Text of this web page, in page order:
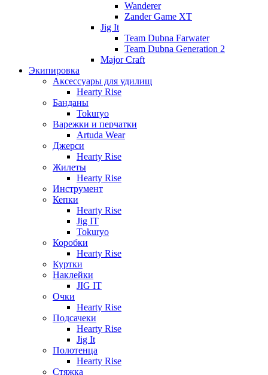
Wanderer
Zander Game XT
Jig It
Team Dubna Farwater
Team Dubna Generation 2
Major Craft
Экипировка
Аксессуары для удилищ
Hearty Rise
Банданы
Tokuryo
Варежки и перчатки
Artuda Wear
Джерси
Hearty Rise
Жилеты
Hearty Rise
Инструмент
Кепки
Hearty Rise
Jig IT
Tokuryo
Коробки
Hearty Rise
Куртки
Наклейки
JIG IT
Очки
Hearty Rise
Подсачеки
Hearty Rise
Jig It
Полотенца
Hearty Rise
Стяжка